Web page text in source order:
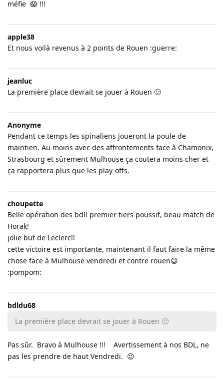
méfie 😱 !!!
apple38
Et nous voilà revenus à 2 points de Rouen :guerre:
jeanluc
La première place devrait se jouer à Rouen 🙂
Anonyme
Pendant ce temps les spinaliens joueront la poule de
maintien. Au moins avec des affrontements face à Chamonix,
Strasbourg et sûrement Mulhouse ça coutera moins cher et
ça rapportera plus que les play-offs.
choupette
Belle opération des bdl! premier tiers poussif, beau match de
Horak!
jolie but de Leclerc!!
cette victoire est importante, maintenant il faut faire la même
chose face à Mulhouse vendredi et contre rouen😃
:pompom:
bdldu68
La première place devrait se jouer à Rouen 🙂
Pas sûr. Bravo à Mulhouse !!! Avertissement à nos BDL, ne
pas les prendre de haut Vendredi. 😉